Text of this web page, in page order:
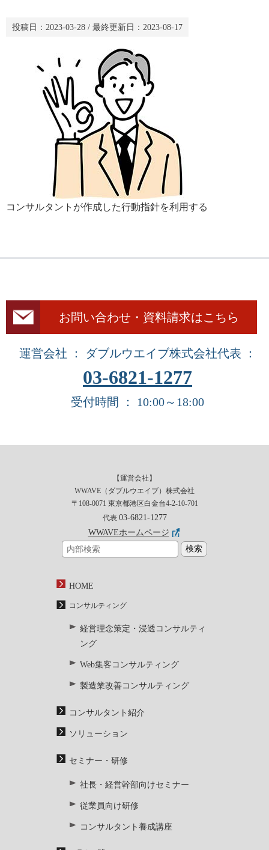
投稿日： 2023-03-28 / 最終更新日： 2023-08-17
コンサルタントが作成した行動指針を利用する
お問い合わせ・資料請求はこちら
運営会社 ： ダブルウエイブ株式会社代表 ：
03-6821-1277
受付時間 ： 10:00～18:00
【運営会社】
WWAVE（ダブルウエイブ）株式会社
〒108-0071 東京都港区白金台4-2-10-701
代表 03-6821-1277
WWAVEホームページ
HOME
コンサルティング
経営理念策定・浸透コンサルティ
ング
Web集客コンサルティング
製造業改善コンサルティング
コンサルタント紹介
ソリューション
セミナー・研修
社長・経営幹部向けセミナー
従業員向け研修
コンサルタント養成講座